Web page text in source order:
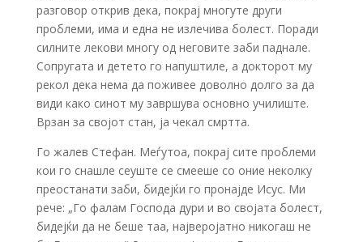
разговор открив дека, покрај многуте други
проблеми, има и една не излечива болест. Поради
силните лекови многу од неговите заби паднале.
Сопругата и детето го напуштиле, а докторот му
рекол дека нема да поживее доволно долго за да
види како синот му завршува основно училиште.
Врзан за својот стан, ја чекал смртта.
Го жалев Стефан. Меѓутоа, покрај сите проблеми
кои го снашле сеуште се смееше со оние неколку
преостанати заби, бидејќи го пронајде Исус. Ми
рече: „Го фалам Господа дури и во својата болест,
бидејќи да не беше таа, најверојатно никогаш не